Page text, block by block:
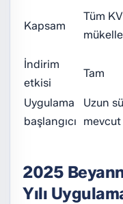
Kapsam
Tüm KV
İndirim
etkisi
Tam
Uygulama
başlangıcı
Uzun
mevcut
2025
Yılı